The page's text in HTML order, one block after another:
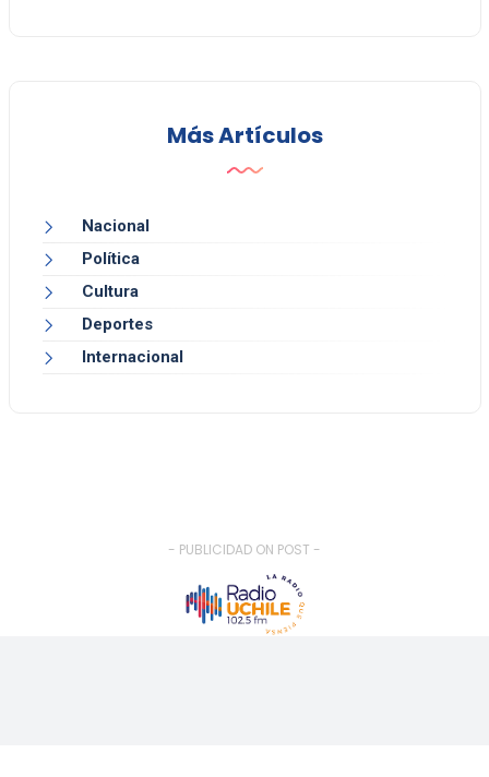
Más Artículos
Nacional
Política
Cultura
Deportes
Internacional
- PUBLICIDAD ON POST -